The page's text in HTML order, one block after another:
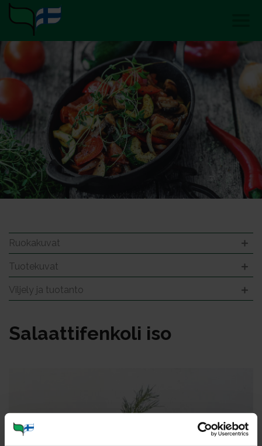
Ruokakuvat
Tuotekuvat
Viljely ja tuotanto
Sa­laat­ti­fen­ko­li iso